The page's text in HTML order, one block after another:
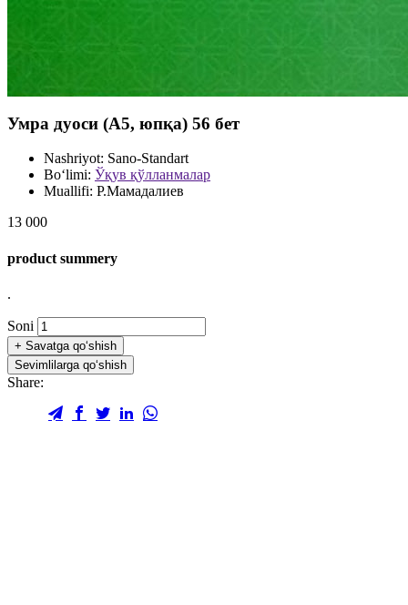
Умра дуоси (А5, юпқа) 56 бет
Nashriyot: Sano-Standart
Bo‘limi: Ўқув қўлланмалар
Muallifi: Р.Мамадалиев
13 000
product summery
.
Soni
+ Savatga qo‘shish
Sevimlilarga qo‘shish
Share: